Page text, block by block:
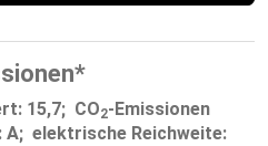
15,7; CO2-Emissionen
A; elektrische Reichweite: